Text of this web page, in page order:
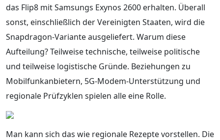
das Flip8 mit Samsungs Exynos 2600 erhalten. Überall
sonst, einschließlich der Vereinigten Staaten, wird die
Snapdragon-Variante ausgeliefert. Warum diese
Aufteilung? Teilweise technische, teilweise politische
und teilweise logistische Gründe. Beziehungen zu
Mobilfunkanbietern, 5G-Modem-Unterstützung und
regionale Prüfzyklen spielen alle eine Rolle.
Man kann sich das wie regionale Rezepte vorstellen. Die